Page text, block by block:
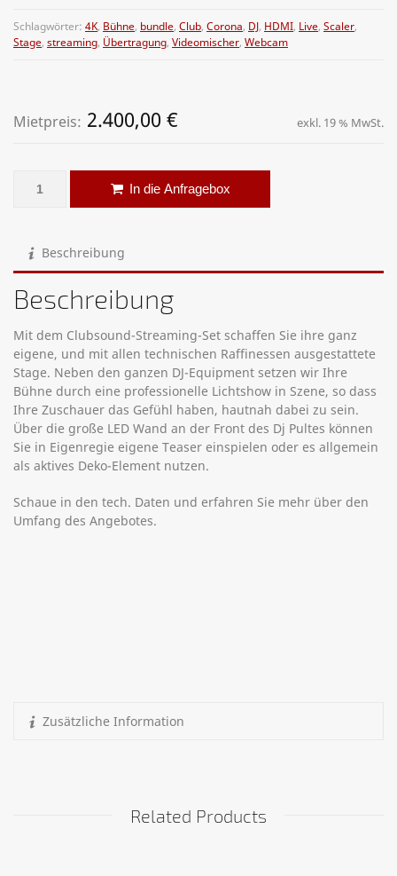
Schlagwörter: 4K, Bühne, bundle, Club, Corona, DJ, HDMI, Live, Scaler,
Stage, streaming, Übertragung, Videomischer, Webcam
Mietpreis: 2.400,00 € exkl. 19 % MwSt.
Set Clubsound groß MengeIn die Anfragebox
Beschreibung
Beschreibung
Mit dem Clubsound-Streaming-Set schaffen Sie ihre ganz
eigene, und mit allen technischen Raffinessen ausgestattete
Stage. Neben den ganzen DJ-Equipment setzen wir Ihre
Bühne durch eine professionelle Lichtshow in Szene, so dass
Ihre Zuschauer das Gefühl haben, hautnah dabei zu sein.
Über die große LED Wand an der Front des Dj Pultes können
Sie in Eigenregie eigene Teaser einspielen oder es allgemein
als aktives Deko-Element nutzen.
Schaue in den tech. Daten und erfahren Sie mehr über den
Umfang des Angebotes.
Zusätzliche Information
Related Products